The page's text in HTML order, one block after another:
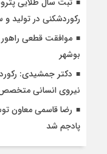
رکوردشکنی در تولید
موافقت قطعی راهور
بوشهر
دکتر جمشیدی:
نیروی انسانی
رضا قاسمی معاون
پادجم شد